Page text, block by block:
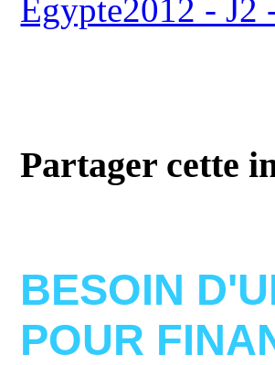
Egypte2012 - J2
Partager cette
BESOIN
POUR